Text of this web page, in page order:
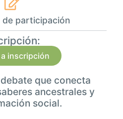
participación
a inscripción
que conecta
ancestrales y
social.